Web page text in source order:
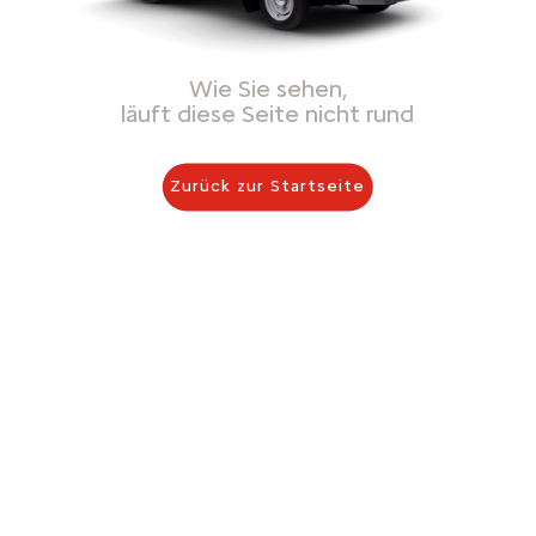
Wie Sie sehen,
läuft diese Seite nicht rund
Zurück zur Startseite